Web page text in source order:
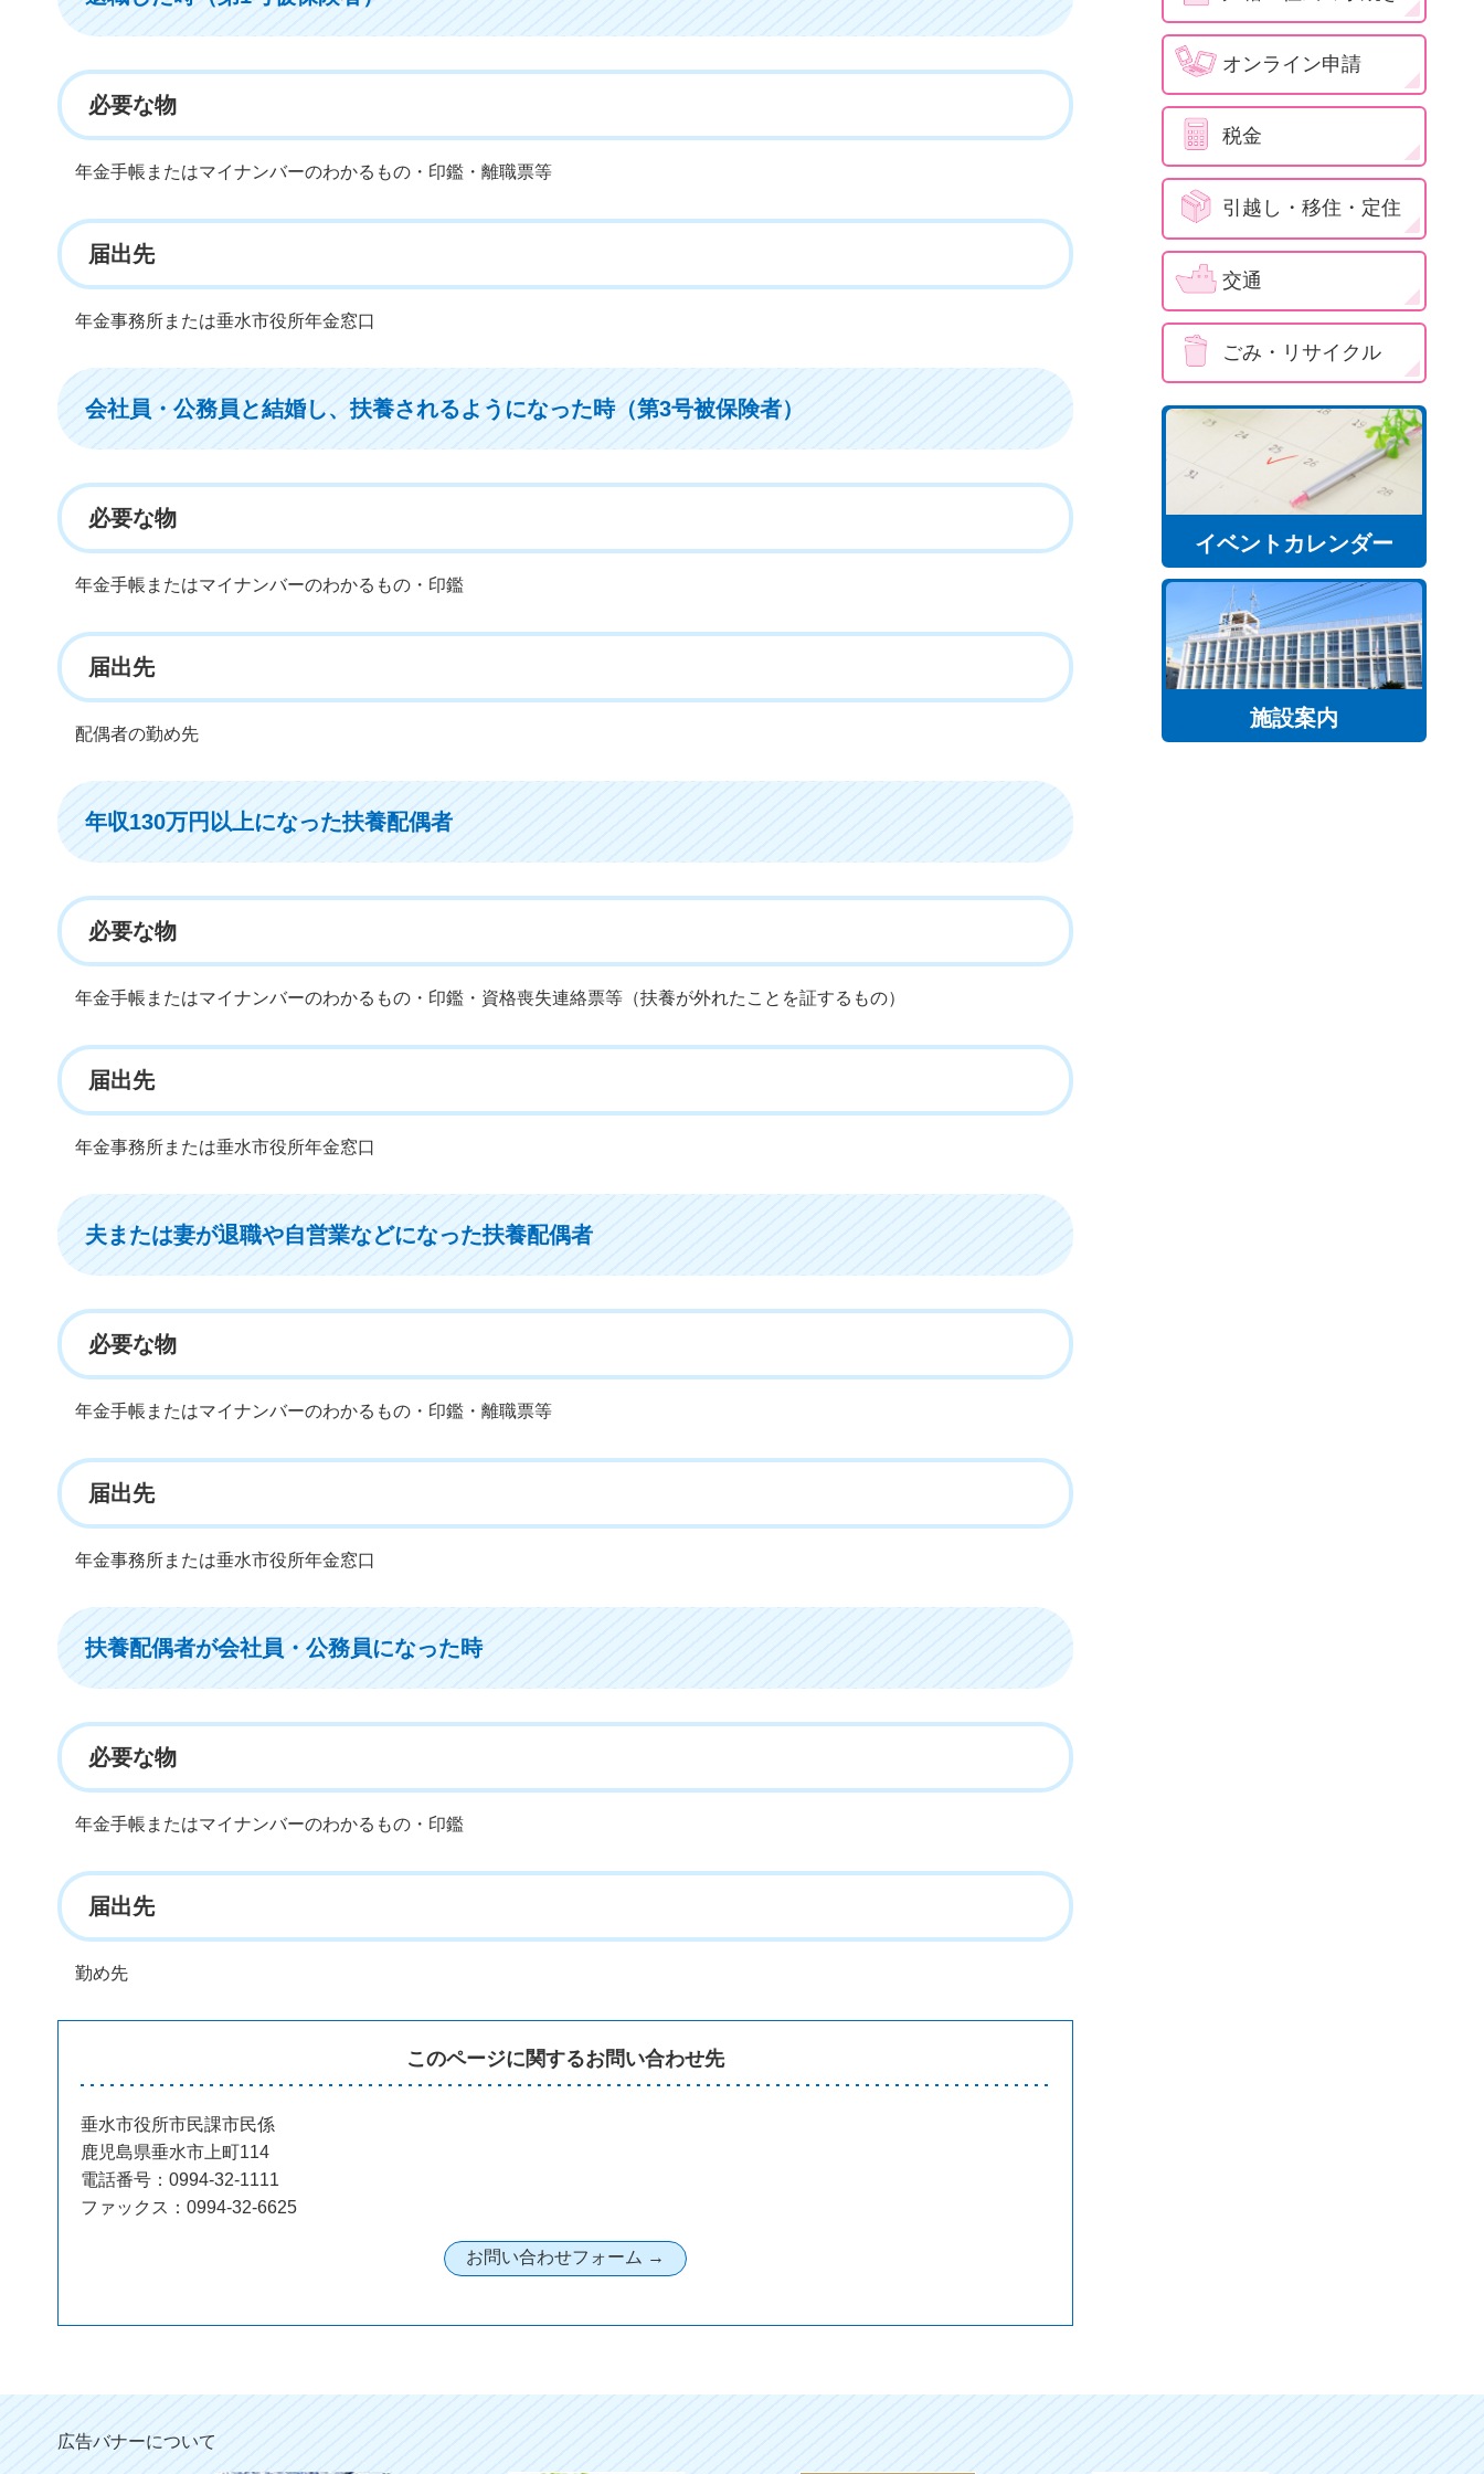
必要な物
年金手帳またはマイナンバーのわかるもの・印鑑・離職票等
届出先
年金事務所または垂水市役所年金窓口
会社員・公務員と結婚し、扶養されるようになった時（第3号被保険者）
必要な物
年金手帳またはマイナンバーのわかるもの・印鑑
届出先
配偶者の勤め先
年収130万円以上になった扶養配偶者
必要な物
年金手帳またはマイナンバーのわかるもの・印鑑・資格喪失連絡票等（扶養が外れたことを証するもの）
届出先
年金事務所または垂水市役所年金窓口
夫または妻が退職や自営業などになった扶養配偶者
必要な物
年金手帳またはマイナンバーのわかるもの・印鑑・離職票等
届出先
年金事務所または垂水市役所年金窓口
扶養配偶者が会社員・公務員になった時
必要な物
年金手帳またはマイナンバーのわかるもの・印鑑
届出先
勤め先
このページに関するお問い合わせ先
垂水市役所市民課市民係
鹿児島県垂水市上町114
電話番号：0994-32-1111
ファックス：0994-32-6625
オンライン申請
税金
引越し・移住・定住
交通
ごみ・リサイクル
イベントカレンダー
施設案内
広告バナーについて